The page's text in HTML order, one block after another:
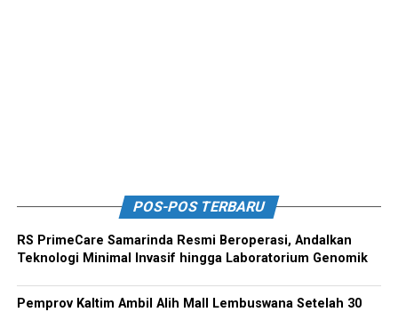
POS-POS TERBARU
RS PrimeCare Samarinda Resmi Beroperasi, Andalkan
Teknologi Minimal Invasif hingga Laboratorium Genomik
Pemprov Kaltim Ambil Alih Mall Lembuswana Setelah 30